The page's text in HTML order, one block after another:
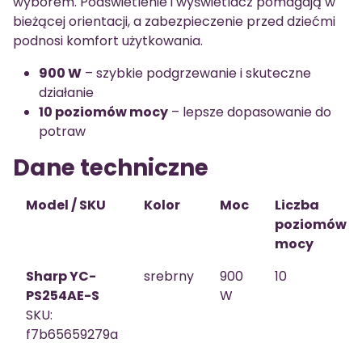
bieżącej orientacji, a zabezpieczenie przed dziećmi
podnosi komfort użytkowania.
900 W – szybkie podgrzewanie i skuteczne
działanie
10 poziomów mocy – lepsze dopasowanie do
potraw
Dane techniczne
Model / SKU Kolor Moc
Liczba
poziomów
mocy
Sharp YC-
PS254AE-S
SKU:
f7b65659279a
srebrny
900
W
10